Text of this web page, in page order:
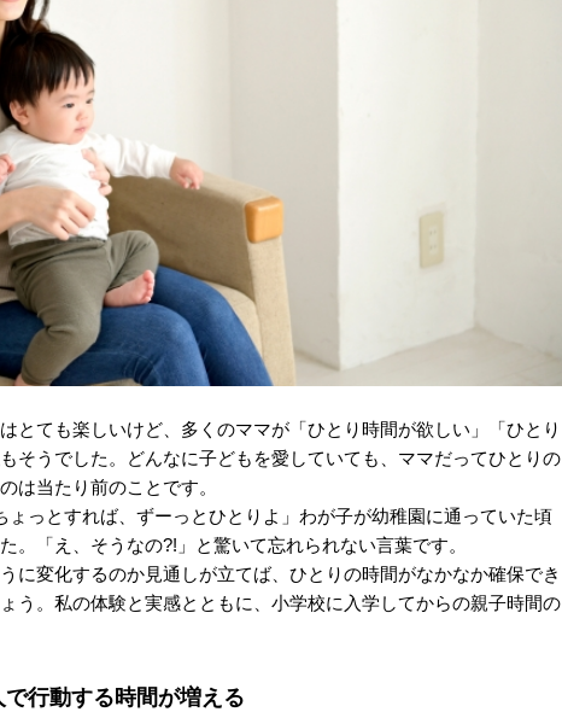
とても楽しいけど、多くのママが「ひとり時間が欲しい」「ひとり
そうでした。どんなに子どもを愛していても、ママだってひとりの
は当たり前のことです。
っとすれば、ずーっとひとりよ」わが子が幼稚園に通っていた頃
。「え、そうなの?!」と驚いて忘れられない言葉です。
に変化するのか見通しが立てば、ひとりの時間がなかなか確保でき
う。私の体験と実感とともに、小学校に入学してからの親子時間の
行動する時間が増える